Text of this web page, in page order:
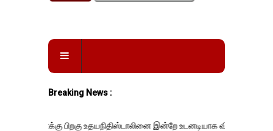
Breaking News :
பிறகு உதயநிதிஸ்டாலினை இன்றே உடனடியாக விடுவிக்கப்பட வேண்.